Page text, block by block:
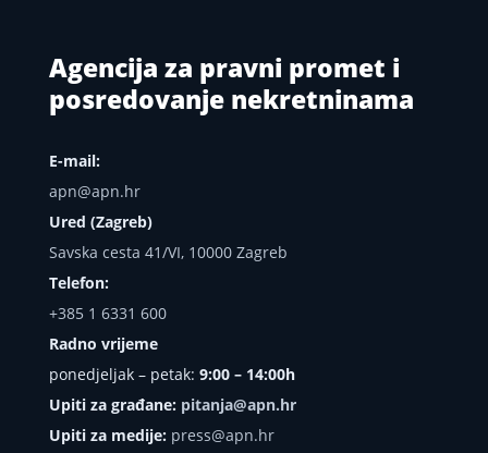
Agencija za pravni promet i
posredovanje nekretninama
E-mail:
apn@apn.hr
Ured (Zagreb)
Savska cesta 41/VI, 10000 Zagreb
Telefon:
+385 1 6331 600
Radno vrijeme
ponedjeljak – petak: 9:00 – 14:00h
Upiti za građane: pitanja@apn.hr
Upiti za medije: press@apn.hr